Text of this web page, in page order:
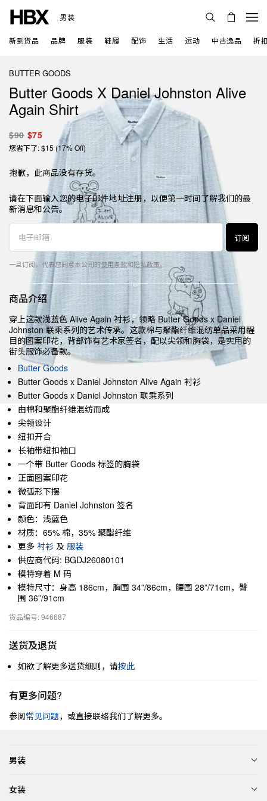
男装
新到货品 品牌 服装 鞋履 配饰 生活 运动 中古逸品 折
BUTTER GOODS
Butter Goods X Daniel Johnston Alive
Again Shirt
$90 $75
您省下了: $15 (17% Off)
抱歉，此商品没有存货。
请在下面输入您的电子邮件地址注册，以便第一时间了解我们的最
新消息和公告。
订阅
一旦订阅，代表您同意本公司的使用条款和隐私政策。
商品介绍
穿上这款浅蓝色 Alive Again 衬衫，领略 Butter Goods x Daniel
Johnston 联乘系列的艺术传承。这款棉与聚酯纤维混纺单品采用醒
目的图案印花，背部饰有艺术家签名，配以尖领和胸袋，是实用的
街头服饰必备款。
Butter Goods
Butter Goods x Daniel Johnston Alive Again 衬衫
Butter Goods x Daniel Johnston 联乘系列
由棉和聚酯纤维混纺而成
尖领设计
纽扣开合
长袖带纽扣袖口
一个带 Butter Goods 标签的胸袋
正面图案印花
微弧形下摆
背面印有 Daniel Johnston 签名
颜色：浅蓝色
材质：65% 棉，35% 聚酯纤维
更多 衬衫 及 服装
供应商代码: BGDJ26080101
模特穿着 M 码
模特尺寸：身高 186cm，胸围 34”/86cm，腰围 28”/71cm，臀
围 36”/91cm
货品编号: 946687
送货及退货
如欲了解更多送货细则，请按此
有更多问题?
参阅常见问题，或直接联络我们了解更多。
男装
女装